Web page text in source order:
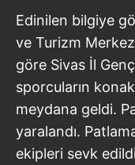
Edinilen bilgiye
ve Turizm
göre Sivas İl
sporcuların
meydana geldi.
yaralandı.
ekipleri sevk